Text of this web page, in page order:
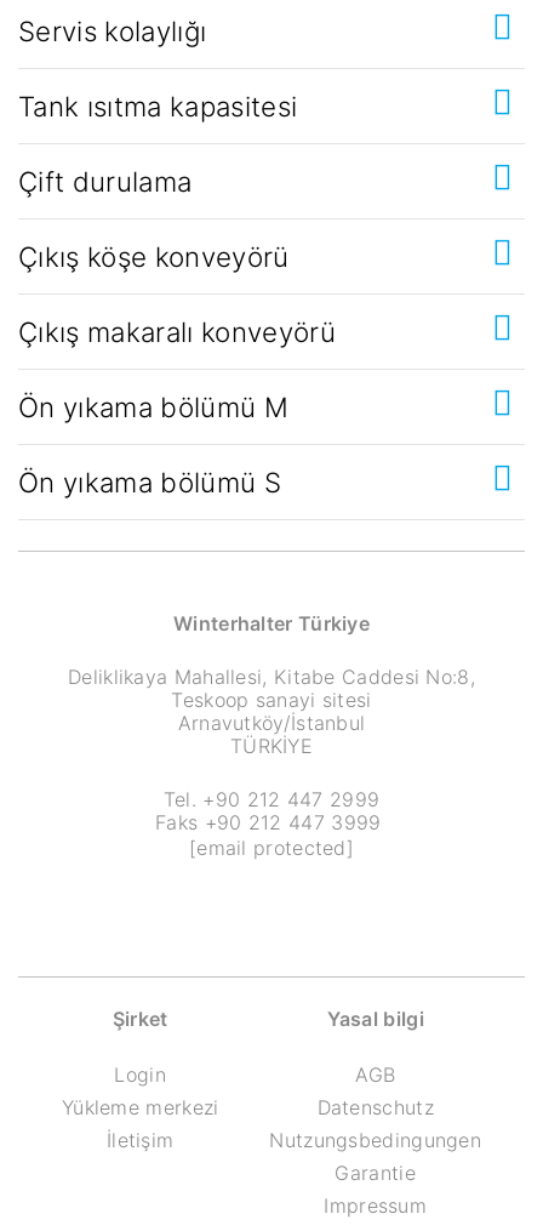
Servis kolaylığı
Tank ısıtma kapasitesi
Çift durulama
Çıkış köşe konveyörü
Çıkış makaralı konveyörü
Ön yıkama bölümü M
Ön yıkama bölümü S
Winterhalter Türkiye
Deliklikaya Mahallesi, Kitabe Caddesi No:8,
Teskoop sanayi sitesi
Arnavutköy/İstanbul
TÜRKİYE
Tel. +90 212 447 2999
Faks +90 212 447 3999
[email protected]
Şirket
Login
Yükleme merkezi
İletişim
Yasal bilgi
AGB
Datenschutz
Nutzungsbedingungen
Garantie
Impressum